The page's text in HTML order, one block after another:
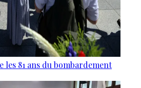
81 ans du bombardement